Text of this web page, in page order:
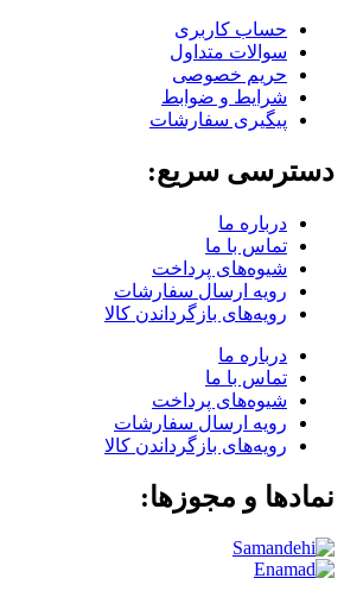
حساب کاربری
سوالات متداول
حریم خصوصی
شرایط و ضوابط
پیگیری سفارشات
دسترسی سریع:
درباره ما
تماس با ما
شیوه‌های پرداخت
رویه ارسال سفارشات
رویه‌های بازگرداندن کالا
درباره ما
تماس با ما
شیوه‌های پرداخت
رویه ارسال سفارشات
رویه‌های بازگرداندن کالا
نمادها و مجوزها: